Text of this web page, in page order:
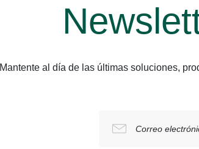
Mantente al día de las últimas soluciones,
Correo